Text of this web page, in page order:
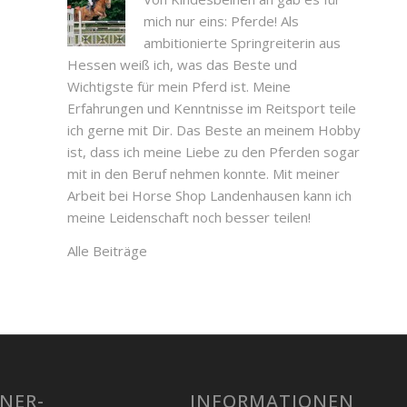
mich nur eins: Pferde! Als
ambitionierte Springreiterin aus
Hessen weiß ich, was das Beste und
Wichtigste für mein Pferd ist. Meine
Erfahrungen und Kenntnisse im Reitsport teile
ich gerne mit Dir. Das Beste an meinem Hobby
ist, dass ich meine Liebe zu den Pferden sogar
mit in den Beruf nehmen konnte. Mit meiner
Arbeit bei Horse Shop Landenhausen kann ich
meine Leidenschaft noch besser teilen!
Alle Beiträge
INFORMATIONEN